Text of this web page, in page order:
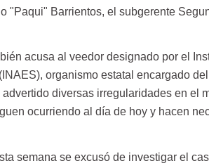
"Paqui" Barrientos, el subgerente
acusa al veedor designado por el
organismo estatal encargado
diversas irregularidades en el
ocurriendo al día de hoy y hacen
semana se excusó de investigar el